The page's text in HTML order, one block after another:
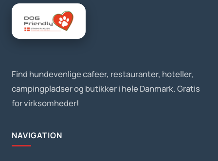
Find hundevenlige cafeer, restauranter, hoteller,
campingpladser og butikker i hele Danmark. Gratis
for virksomheder!
NAVIGATION